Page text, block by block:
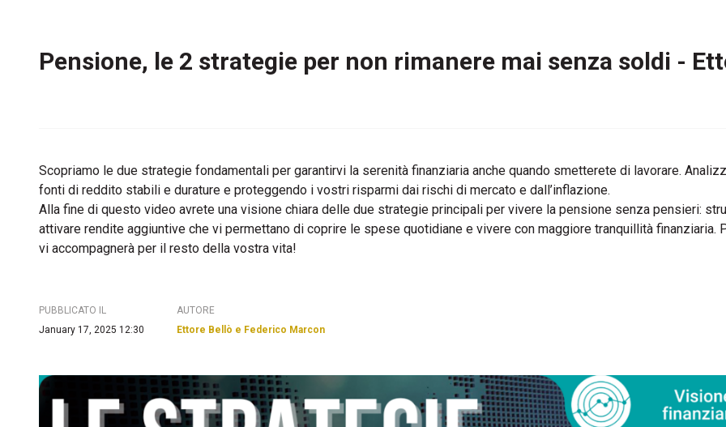
Pensione, le 2 strategie per non rimanere mai senza soldi -
Scopriamo le due strategie fondamentali per garantirvi la serenità finanziaria anche quando smetterete di lavorare.
fonti di reddito stabili e durature e proteggendo i vostri risparmi dai rischi di mercato e dall’inflazione.
Alla fine di questo video avrete una visione chiara delle due strategie principali per vivere la pensione senza pensieri:
attivare rendite aggiuntive che vi permettano di coprire le spese quotidiane e vivere con maggiore tranquillità
vi accompagnerà per il resto della vostra vita!
PUBBLICATO IL
January 17, 2025 12:30
AUTORE
Ettore Bellò e Federico Marcon